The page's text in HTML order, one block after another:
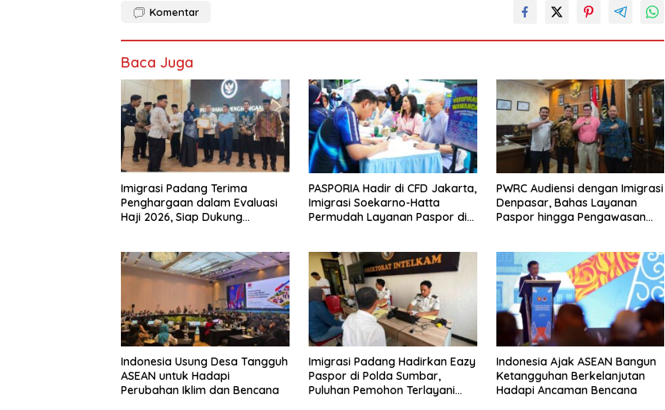
Komentar
Baca Juga
Imigrasi Padang Terima
Penghargaan dalam Evaluasi
Haji 2026, Siap Dukung
PASPORIA Hadir di CFD Jakarta,
Imigrasi Soekarno-Hatta
Permudah Layanan Paspor di
PWRC Audiensi dengan Imigrasi
Denpasar, Bahas Layanan
Paspor hingga Pengawasan
Indonesia Usung Desa Tangguh
ASEAN untuk Hadapi
Perubahan Iklim dan Bencana
Imigrasi Padang Hadirkan Eazy
Paspor di Polda Sumbar,
Puluhan Pemohon Terlayani
Indonesia Ajak ASEAN Bangun
Ketangguhan Berkelanjutan
Hadapi Ancaman Bencana